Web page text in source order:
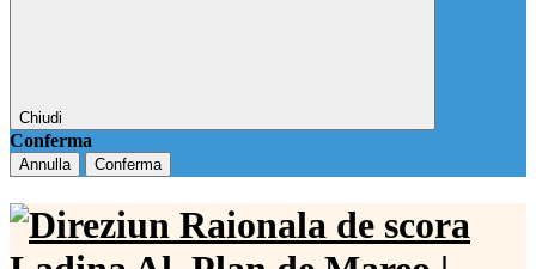
Chiudi
Conferma
Annulla Conferma